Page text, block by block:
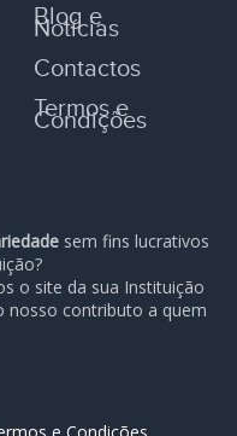
Blog e
Notícias
Contactos
Termos e
Condições
sem fins lucrativos
o site da sua Instituição
nosso contributo a quem